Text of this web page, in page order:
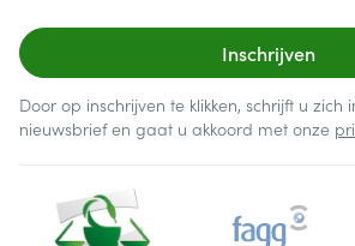
Inschrijven
Door op inschrijven te klikken, schrijft u zich
nieuwsbrief en gaat u akkoord met onze